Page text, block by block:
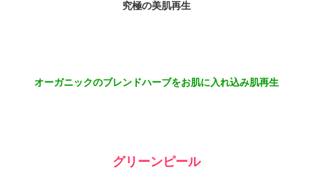
究極の美肌再生
オーガニックのブレンドハーブをお肌に入れ込み肌再生
グリーンピール